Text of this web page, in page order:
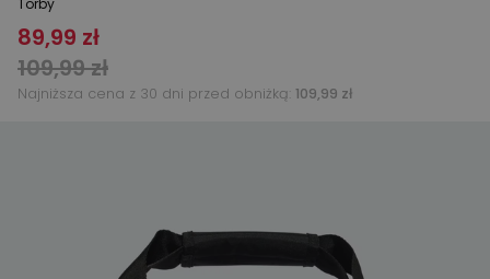
Torby
89,99 zł
109,99 zł
Najniższa cena z 30 dni przed obniżką: 109,99 zł